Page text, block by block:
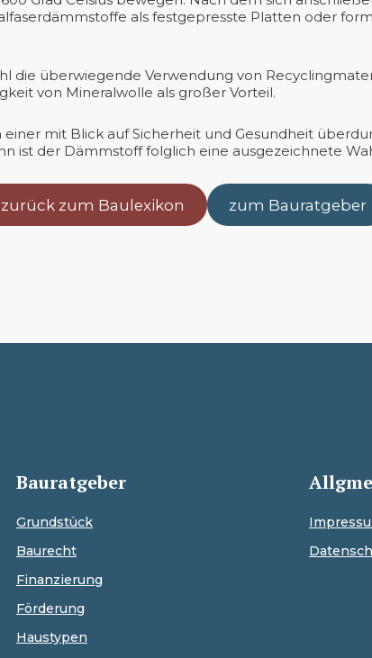
als festgepresste Platten oder
die überwiegende Verwendung von
von Mineralwolle als großer Vorteil.
mit Blick auf Sicherheit und Gesundheit
ist der Dämmstoff folglich eine ausgezeichnete
zurück zum Baulexikon zum Bauratgeber
Bauratgeber
Grundstück
Baurecht
Finanzierung
Förderung
Haustypen